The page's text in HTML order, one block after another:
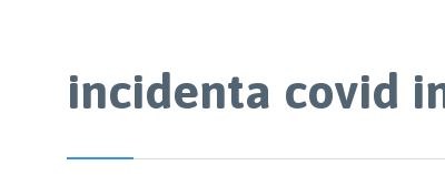
incidenta covid